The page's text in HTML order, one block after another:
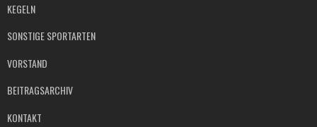
KEGELN
SONSTIGE SPORTARTEN
VORSTAND
BEITRAGSARCHIV
KONTAKT